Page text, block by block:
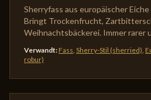
Sherryfass aus europäischer
Bringt Trockenfrucht,
Weihnachtsbäckerei. Immer rarer
Verwandt: Fass, Sherry-Stil (sherried),
robur)